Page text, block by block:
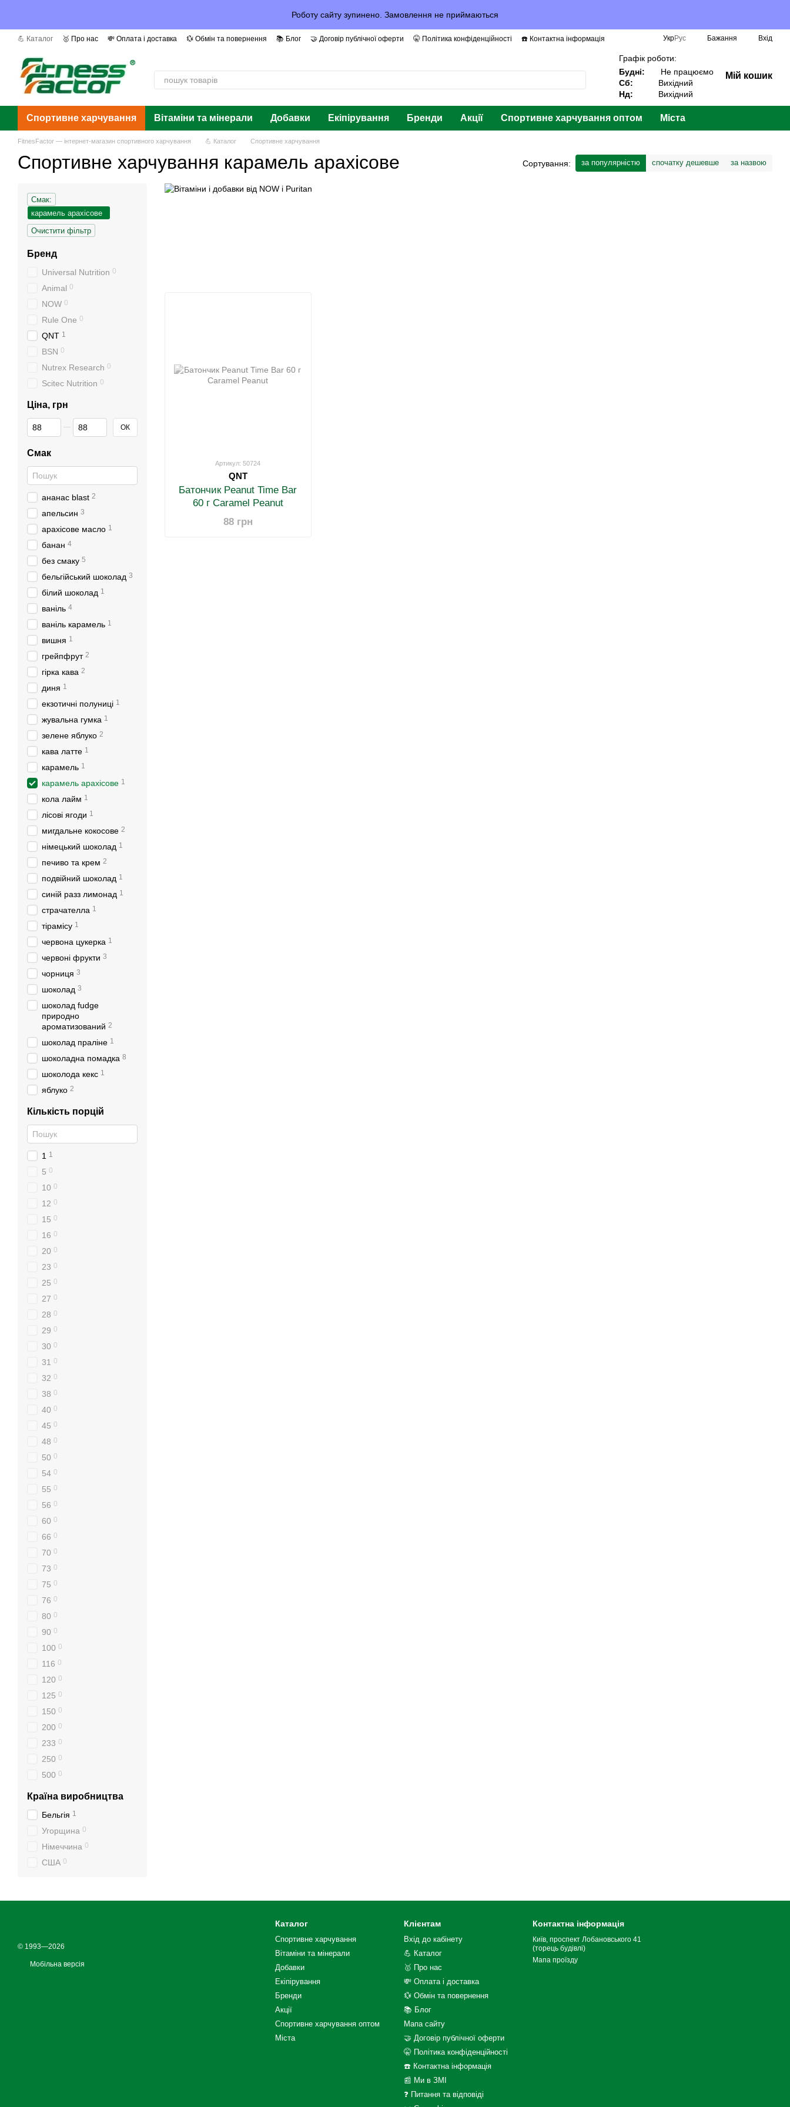
Роботу сайту зупинено. Замовлення не приймаються
💪 Каталог 🥇 Про нас 💸 Оплата і доставка 💱 Обмін та повернення 📚 Блог 🤝 Договір публічної оферти 🤫 Політика конфіденційності
☎️ Контактна інформація
УкрРус Бажання Вхід
Графік роботи:
Будні:
Не працюємо
Сб:
Вихідний
Нд:
Вихідний
Мій кошик
Спортивне харчування Вітаміни та мінерали Добавки Екіпірування Бренди Акції Спортивне харчування оптом Міста
FitnesFactor — інтернет-магазин спортивного харчування 💪 Каталог Спортивне харчування
Спортивне харчування карамель арахісове Сортування: за популярністю спочатку дешевше за назвою
Артикул: 50724
QNT
Батончик Peanut Time Bar
60 г Caramel Peanut
88 грн
Смак:
карамель арахісове
Очистити фільтр
Бренд
Universal Nutrition 0
Animal 0
NOW 0
Rule One 0
QNT 1
BSN 0
Nutrex Research 0
Scitec Nutrition 0
Ціна, грн
Від Ціна, грн
До Ціна, грн ОК
Смак
ананас blast 2
апельсин 3
арахісове масло 1
банан 4
без смаку 5
бельгійський шоколад 3
білий шоколад 1
ваніль 4
ваніль карамель 1
вишня 1
грейпфрут 2
гірка кава 2
диня 1
екзотичні полуниці 1
жувальна гумка 1
зелене яблуко 2
кава латте 1
карамель 1
карамель арахісове 1
кола лайм 1
лісові ягоди 1
мигдальне кокосове 2
німецький шоколад 1
печиво та крем 2
подвійний шоколад 1
синій разз лимонад 1
страчателла 1
тірамісу 1
червона цукерка 1
червоні фрукти 3
чорниця 3
шоколад 3
шоколад fudge
природно
ароматизований 2
шоколад праліне 1
шоколадна помадка 8
шоколода кекс 1
яблуко 2
Кількість порцій
1 1
5 0
10 0
12 0
15 0
16 0
20 0
23 0
25 0
27 0
28 0
29 0
30 0
31 0
32 0
38 0
40 0
45 0
48 0
50 0
54 0
55 0
56 0
60 0
66 0
70 0
73 0
75 0
76 0
80 0
90 0
100 0
116 0
120 0
125 0
150 0
200 0
233 0
250 0
500 0
Країна виробництва
Бельгія 1
Угорщина 0
Німеччина 0
США 0
© 1993—2026
Мобільна версія
Каталог
Спортивне харчування
Вітаміни та мінерали
Добавки
Екіпірування
Бренди
Акції
Спортивне харчування оптом
Міста
Клієнтам
Вхід до кабінету
💪 Каталог
🥇 Про нас
💸 Оплата і доставка
💱 Обмін та повернення
📚 Блог
Мапа сайту
🤝 Договір публічної оферти
🤫 Політика конфіденційності
☎️ Контактна інформація
📰 Ми в ЗМІ
❓ Питання та відповіді
Контактна інформація
Київ, проспект Лобановського 41
(торець будівлі)
Мапа проїзду